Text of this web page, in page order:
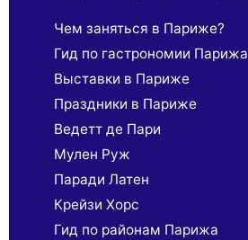
Чем заняться в Париже?
Гид по гастрономии Парижа
Выставки в Париже
Праздники в Париже
Ведетт де Пари
Мулен Руж
Паради Латен
Крейзи Хорс
Гид по районам Парижа